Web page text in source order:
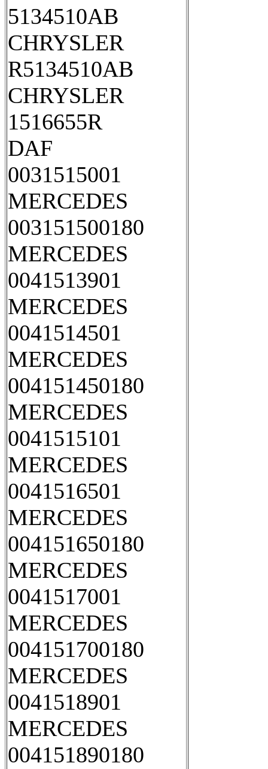
5134510AB
CHRYSLER
R5134510AB
CHRYSLER
1516655R
DAF
0031515001
MERCEDES
003151500180
MERCEDES
0041513901
MERCEDES
0041514501
MERCEDES
004151450180
MERCEDES
0041515101
MERCEDES
0041516501
MERCEDES
004151650180
MERCEDES
0041517001
MERCEDES
004151700180
MERCEDES
0041518901
MERCEDES
004151890180